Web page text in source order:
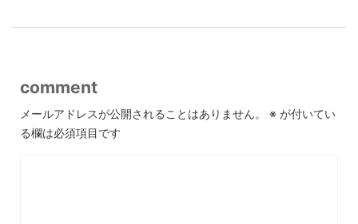
comment
メールアドレスが公開されることはありません。 ※ が付いてい
る欄は必須項目です